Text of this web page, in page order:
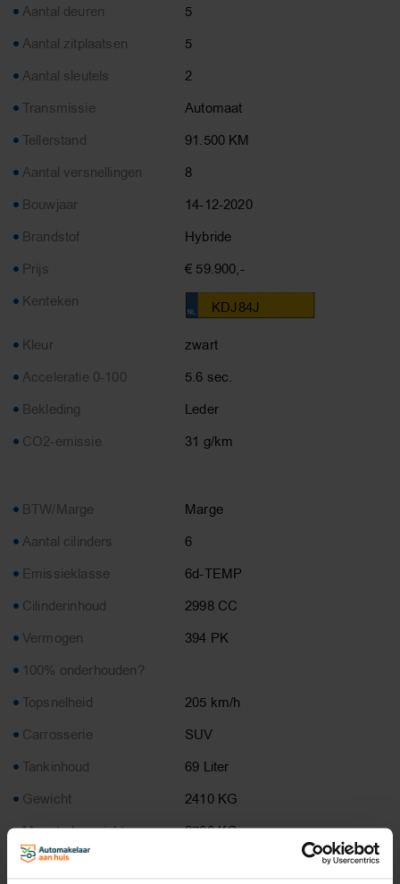
Aantal deuren
5
Aantal zitplaatsen
5
Aantal sleutels
2
Transmissie
Automaat
Tellerstand
91.500 KM
Aantal versnellingen
8
Bouwjaar
14-12-2020
Brandstof
Hybride
Prijs
€ 59.900,-
Kenteken
KDJ84J
Kleur
zwart
Acceleratie 0-100
5.6 sec.
Bekleding
Leder
CO2-emissie
31 g/km
BTW/Marge
Marge
Aantal cilinders
6
Emissieklasse
6d-TEMP
Cilinderinhoud
2998 CC
Vermogen
394 PK
100% onderhouden?
Topsnelheid
205 km/h
Carrosserie
SUV
Tankinhoud
69 Liter
Gewicht
2410 KG
Max. trekgewicht
2700 KG
Laadvermogen